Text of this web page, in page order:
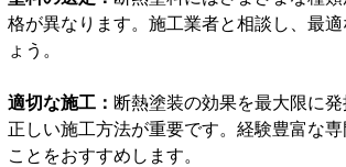
格が異なります。施工業者と相談し、最
ょう。
適切な施工： 断熱塗装の効果を最大限に発
正しい施工方法が重要です。経験豊富な
ことをおすすめします。